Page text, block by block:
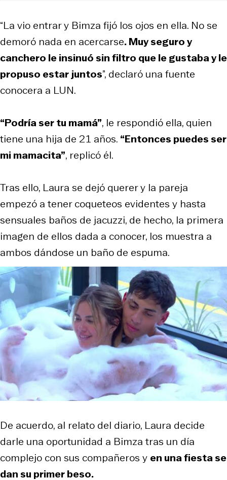
“La vio entrar y Bimza fijó los ojos en ella. No se
demoró nada en acercarse. Muy seguro y
canchero le insinuó sin filtro que le gustaba y le
propuso estar juntos”, declaró una fuente
conocera a LUN.
“Podría ser tu mamá”, le respondió ella, quien
tiene una hija de 21 años. “Entonces puedes ser
mi mamacita”, replicó él.
Tras ello, Laura se dejó querer y la pareja
empezó a tener coqueteos evidentes y hasta
sensuales baños de jacuzzi, de hecho, la primera
imagen de ellos dada a conocer, los muestra a
ambos dándose un baño de espuma.
De acuerdo, al relato del diario, Laura decide
darle una oportunidad a Bimza tras un día
complejo con sus compañeros y en una fiesta se
dan su primer beso.